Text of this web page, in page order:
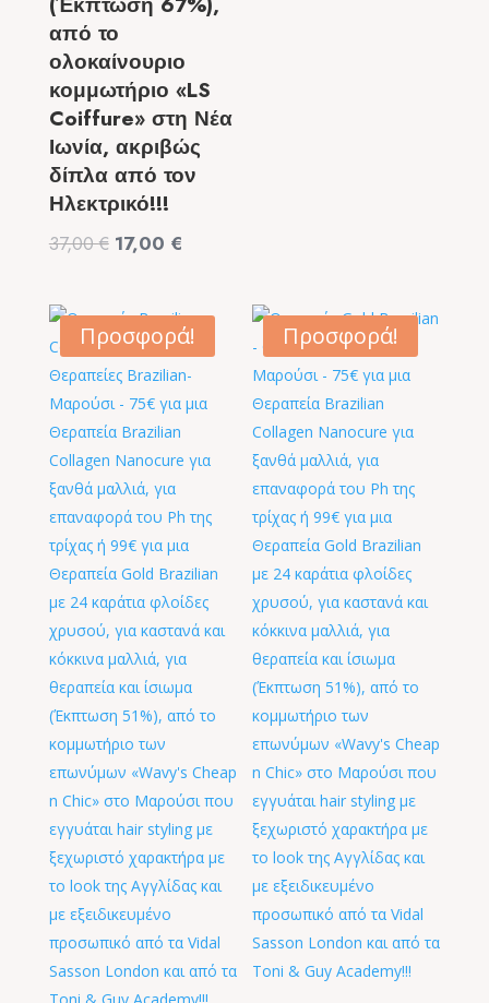
από το
ολοκαίνουριο
κομμωτήριο «LS
Coiffure» στη Νέα
Ιωνία, ακριβώς
δίπλα από τον
Ηλεκτρικό!!!
37,00€ Original
37,00 €.
17,00 €
είναι:
17,00 €.
Προσφορά! Προσφορά!